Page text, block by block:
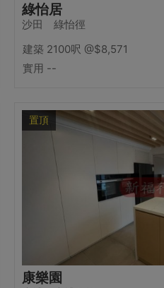
綠怡居
沙田 綠怡徑
建築 2100呎 @$8,571
實用 --
置頂
康樂園